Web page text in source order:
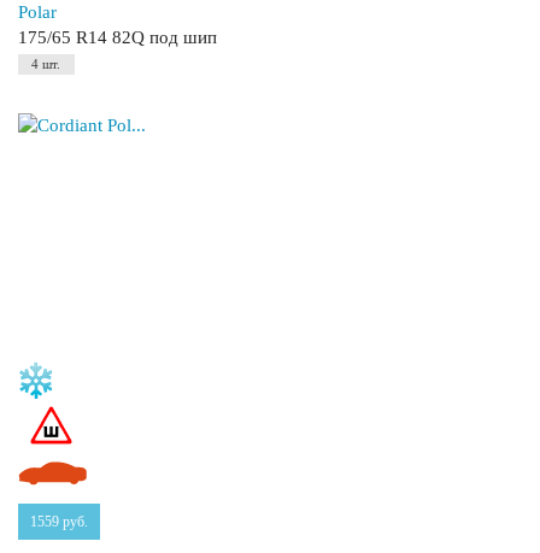
Polar
175/65 R14 82Q под шип
4 шт.
1559 руб.